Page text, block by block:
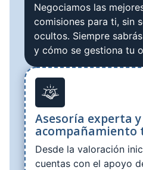
Negociamos las
comisiones para ti, sin
ocultos. Siempre
y cómo se gestiona tu
Asesoría experta y
acompañamiento
Desde la valoración
cuentas con el apoyo